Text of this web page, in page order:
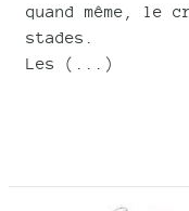
quand même, le
stades.
Les (...)